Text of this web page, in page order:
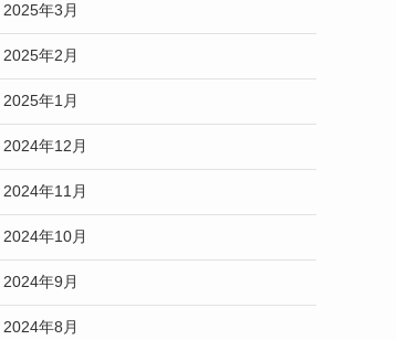
2025年3月
2025年2月
2025年1月
2024年12月
2024年11月
2024年10月
2024年9月
2024年8月